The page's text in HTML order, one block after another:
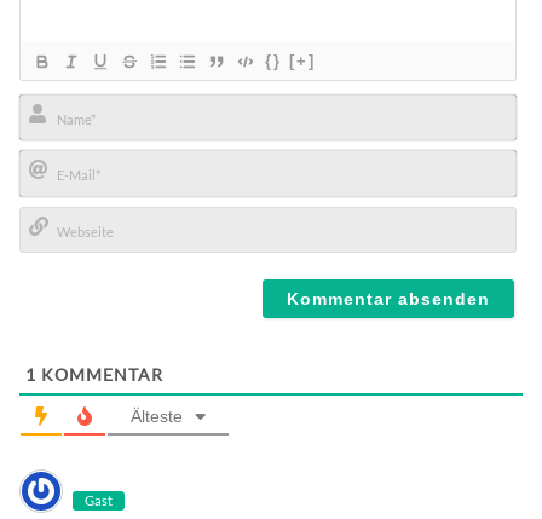
{} [+]
Name*
E-
Mail*
1 KOMMENTAR
Älteste
Gast